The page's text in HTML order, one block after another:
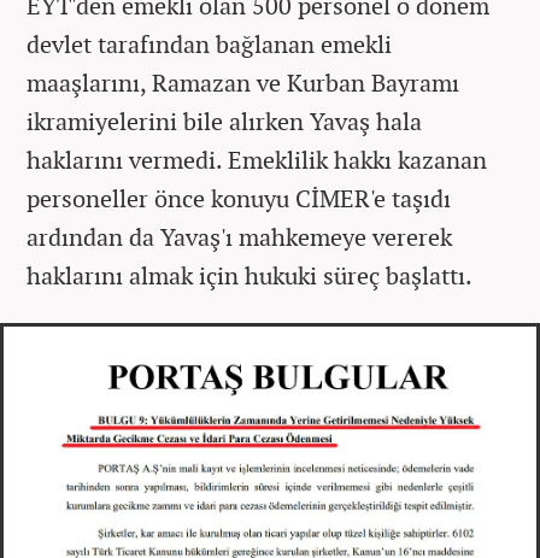
devlet tarafından bağlanan emekli
maaşlarını, Ramazan ve Kurban Bayramı
ikramiyelerini bile alırken Yavaş hala
haklarını vermedi. Emeklilik hakkı kazanan
personeller önce konuyu CİMER'e taşıdı
ardından da Yavaş'ı mahkemeye vererek
haklarını almak için hukuki süreç başlattı.